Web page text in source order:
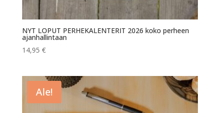
NYT LOPUT PERHEKALENTERIT 2026 koko perheen
ajanhallintaan
14,95 €
Ale!